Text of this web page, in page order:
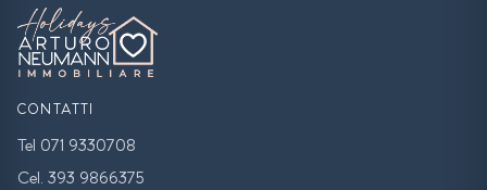
CONTATTI
Tel 071 9330708
Cel. 393 9866375